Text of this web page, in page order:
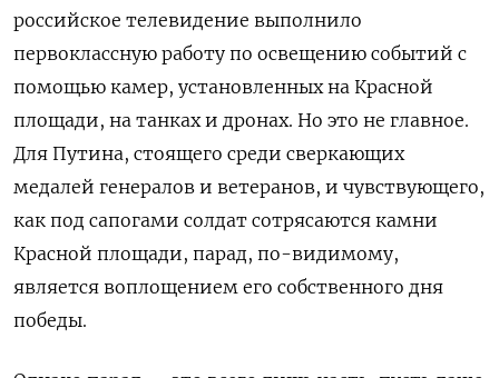
российское телевидение выполнило
первоклассную работу по освещению событий с
помощью камер, установленных на Красной
площади, на танках и дронах. Но это не главное.
Для Путина, стоящего среди сверкающих
медалей генералов и ветеранов, и чувствующего,
как под сапогами солдат сотрясаются камни
Красной площади, парад, по-видимому,
является воплощением его собственного дня
победы.